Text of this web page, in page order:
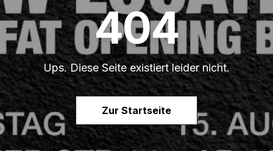
404
Ups. Diese Seite existiert leider nicht.
Zur Startseite